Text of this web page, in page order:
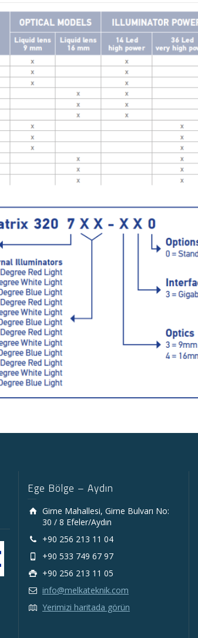
Ege Bölge – Aydın
Girne Mahallesi, Girne Bulvarı No:
30 / 8 Efeler/Aydın
+90 256 213 11 04
+90 533 749 67 97
+90 256 213 11 05
info@melkateknik.com
Yerimizi haritada görün